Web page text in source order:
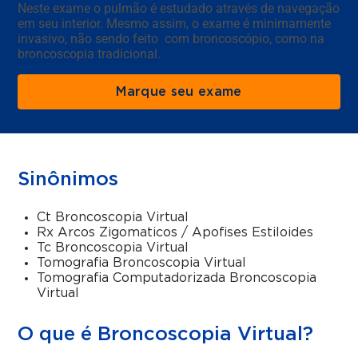
Neste exame o pulmão é estudado através de navegação
em seu interior. Mesmo assim, o exame é minimamente
invasivo, não sendo feito com broncoscópio, como na
broncoscopia tradicional.
Marque seu exame
Sinônimos
Ct Broncoscopia Virtual
Rx Arcos Zigomaticos / Apofises Estiloides
Tc Broncoscopia Virtual
Tomografia Broncoscopia Virtual
Tomografia Computadorizada Broncoscopia
Virtual
O que é Broncoscopia Virtual?